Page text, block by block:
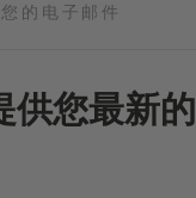
您最新